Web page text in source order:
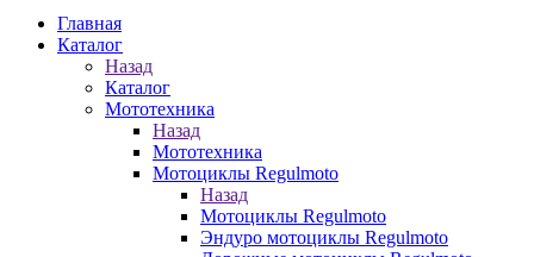
Главная
Каталог
Назад
Каталог
Мототехника
Назад
Мототехника
Мотоциклы Regulmoto
Назад
Мотоциклы Regulmoto
Эндуро мотоциклы Regulmoto